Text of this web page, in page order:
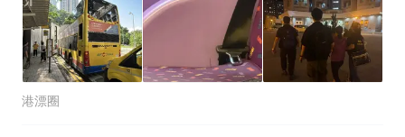
热 那个在床头放菜刀的女孩，
因老师一句“跟我回家”改写了
人生
港漂圈